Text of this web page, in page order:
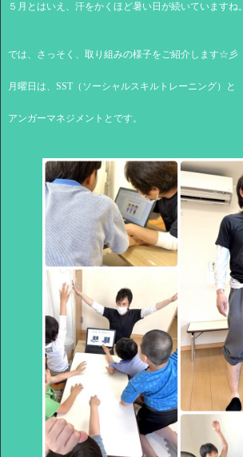
５月とはいえ、汗をかくほど暑い日が続いていますね。
では、さっそく、取り組みの様子をご紹介します☆彡
月曜日は、SST（ソーシャルスキルトレーニング）と
アンガーマネジメントとです。